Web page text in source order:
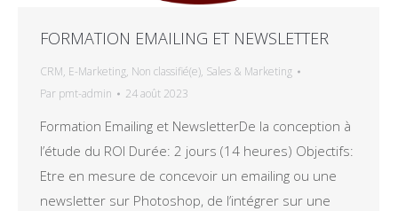
FORMATION EMAILING ET NEWSLETTER
CRM, E-Marketing, Non classifié(e), Sales & Marketing
Par pmt-admin 24 août 2023
Formation Emailing et NewsletterDe la conception à
l’étude du ROI Durée: 2 jours (14 heures) Objectifs:
Etre en mesure de concevoir un emailing ou une
newsletter sur Photoshop, de l’intégrer sur une